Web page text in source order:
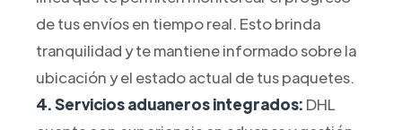
de tus envíos en tiempo real. Esto brinda
tranquilidad y te mantiene informado sobre la
ubicación y el estado actual de tus paquetes.
4. Servicios aduaneros integrados: DHL